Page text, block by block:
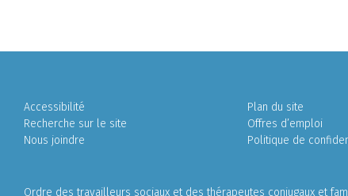
Accessibilité
Recherche sur le site
Nous joindre
Plan du site
Offres d’emploi
Politique de
Ordre des travailleurs sociaux et des thérapeutes conjugaux et